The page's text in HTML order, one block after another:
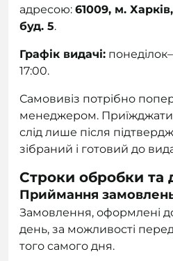
адресою: 61009, м.
буд. 5.
Графік видачі:
17:00.
Самовивіз потрібно
менеджером.
слід лише після
зібраний і готовий до
Строки обробки та
Приймання
Замовлення, оформлені
день, за можливості
того самого дня.